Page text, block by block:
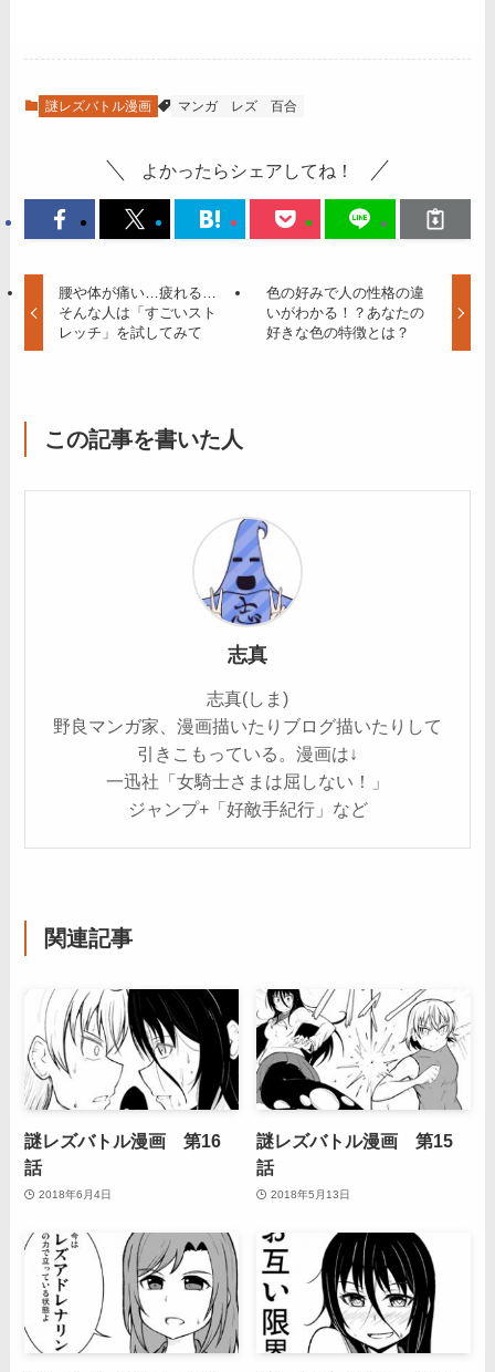
謎レズバトル漫画 マンガ レズ 百合
よかったらシェアしてね！
腰や体が痛い…疲れる…
そんな人は「すごいスト
レッチ」を試してみて
色の好みで人の性格の違
いがわかる！？あなたの
好きな色の特徴とは？
この記事を書いた人
志真
志真(しま)
野良マンガ家、漫画描いたりブログ描いたりして
引きこもっている。漫画は↓
一迅社「女騎士さまは屈しない！」
ジャンプ+「好敵手紀行」など
関連記事
謎レズバトル漫画 第16
話
2018年6月4日
謎レズバトル漫画 第15
話
2018年5月13日